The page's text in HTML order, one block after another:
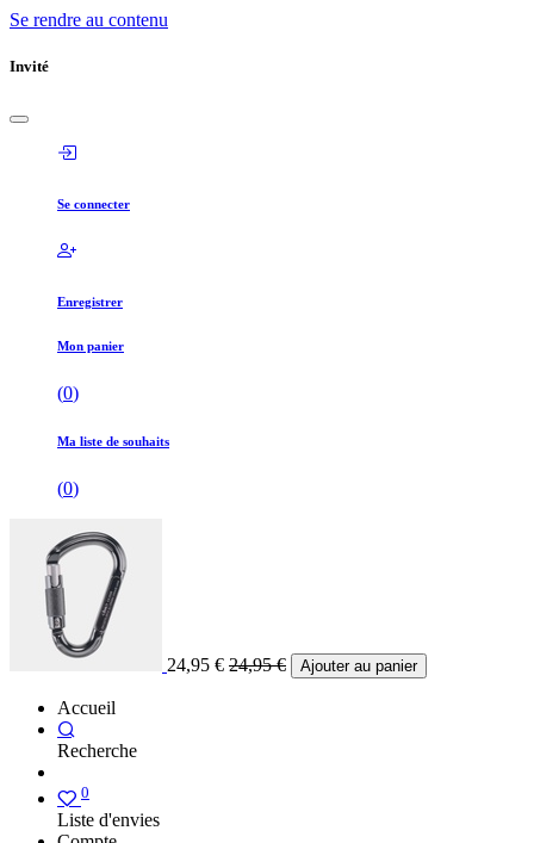
Se rendre au contenu
Invité
Se connecter
Enregistrer
Mon panier
(0)
Ma liste de souhaits
(0)
24,95 € 24,95€ Ajouter au panier
Accueil
Recherche
0
Liste d'envies